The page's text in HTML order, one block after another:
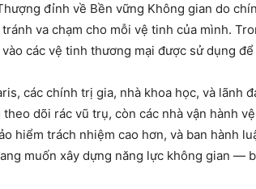
đỉnh về Bền vững Không gian do
va chạm cho mỗi vệ tinh của mình.
vào các vệ tinh thương mại được sử dụng
các chính trị gia, nhà khoa học, và lãnh
dõi rác vũ trụ, còn các nhà vận hành
hiểm trách nhiệm cao hơn, và ban hành
muốn xây dựng năng lực không gian —